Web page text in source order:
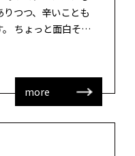
つつ、辛いことも
ちょっと面白そう
した。TRANSIT
more